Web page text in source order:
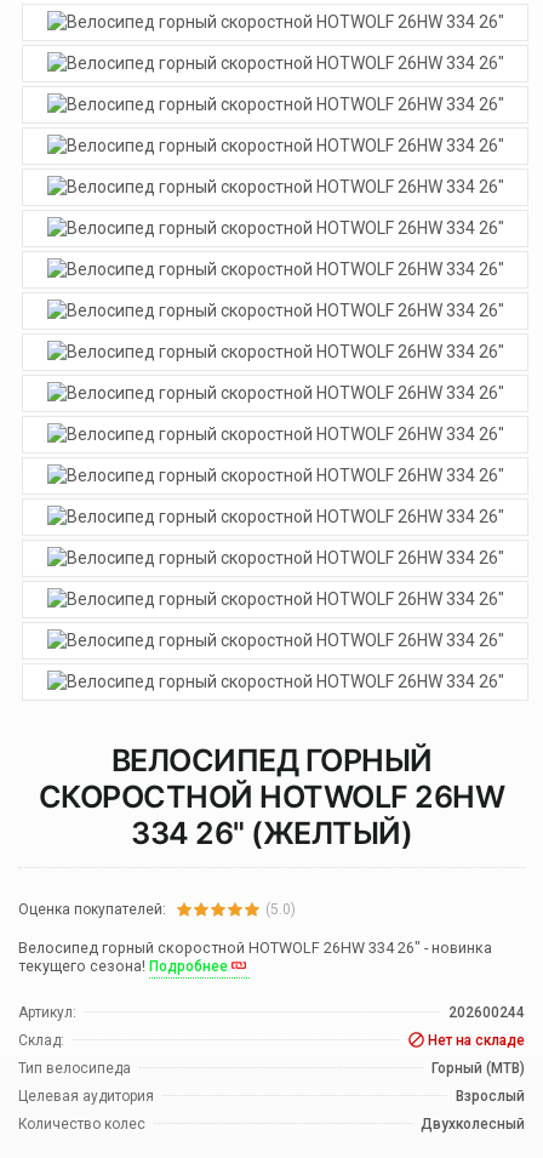
ВЕЛОСИПЕД ГОРНЫЙ
СКОРОСТНОЙ HOTWOLF 26HW
334 26" (ЖЕЛТЫЙ)
Оценка покупателей: (5.0)
Велосипед горный скоростной HOTWOLF 26HW 334 26" - новинка
текущего сезона! Подробнее
Артикул:
202600244
Склад:
Нет на складе
Тип велосипеда
Горный (MTB)
Целевая аудитория
Взрослый
Количество колес
Двухколесный